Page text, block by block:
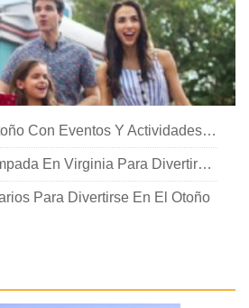
Esté Bien Este Otoño Con Eventos Y Actividades Especiales De Bienestar
Destinos De Acampada En Virginia Para Divertirse En Otoño
Para Divertirse En El Otoño